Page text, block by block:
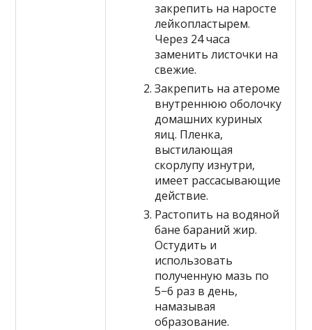
закрепить на наросте
лейкопластырем.
Через 24 часа
заменить листочки на
свежие.
Закрепить на атероме
внутреннюю оболочку
домашних куриных
яиц. Пленка,
выстилающая
скорлупу изнутри,
имеет рассасывающие
действие.
Растопить на водяной
бане бараний жир.
Остудить и
использовать
полученную мазь по
5−6 раз в день,
намазывая
образование.